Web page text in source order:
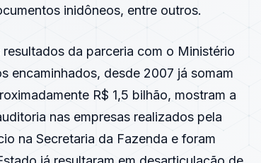
inidôneos, entre outros.
da parceria com o Ministério
encaminhados, desde 2007 já somam
R$ 1,5 bilhão, mostram a
nas empresas realizados pela
na Secretaria da Fazenda e foram